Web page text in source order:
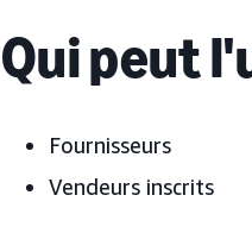
Qui peut
Fournisseurs
Vendeurs inscrits